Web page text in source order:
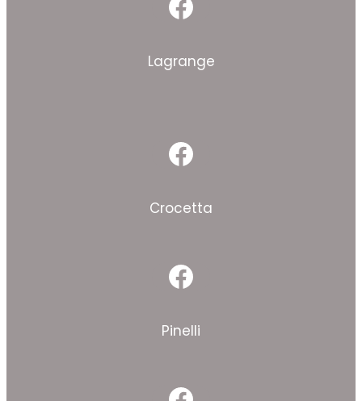
Facebook
Lagrange
Facebook
Crocetta
Facebook
Pinelli